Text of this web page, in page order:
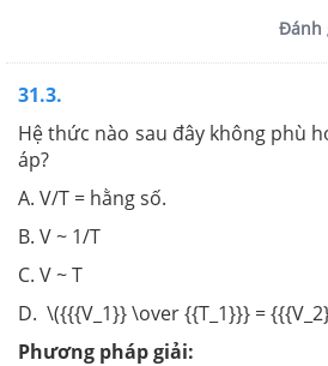
Đánh
31.3.
Hệ thức nào sau đây không phù
áp?
A. V/T = hằng số.
B. V ~ 1/T
C. V ~ T
D. \({{{V_1}} \over {{T_1}}} =
Phương pháp giải: